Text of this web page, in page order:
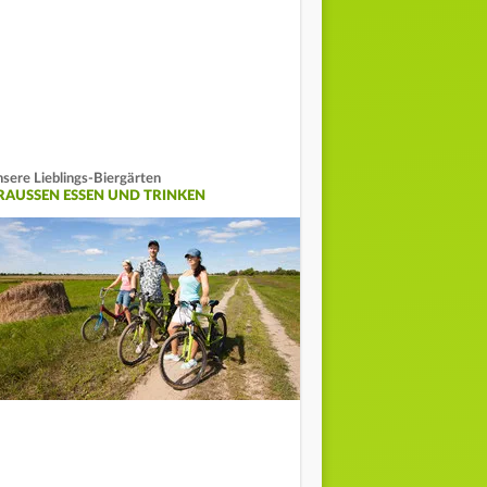
Lieblings-Biergärten
ESSEN UND TRINKEN